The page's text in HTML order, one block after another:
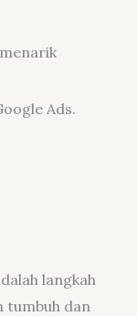
Ads.
langkah
tumbuh dan